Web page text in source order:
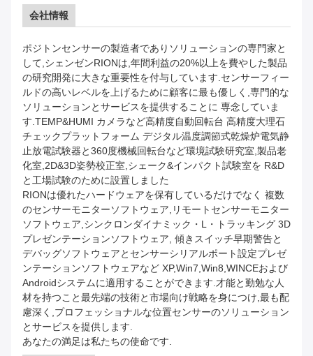
会社情報
ポジトンセンサーの製造者でありソリューションの専門家と
して,シェンゼンRIONは,年間利益の20%以上を費やした製品
の研究開発に大きな重要性を付与しています.センサーフィー
ルドの高いレベルを上げるために顧客に最も優しく,専門的な
ソリューションとサービスを提供することに 専念していま
す.TEMP&HUMI カメラなど高精度自動回転台 高精度大理石
チェックプラットフォーム デジタル温度調節式乾燥炉電気静
止放電試験器と360度機械回転台など環境試験研究室,製品老
化室,2D&3D姿勢校正室,シェーク&インパクト試験室を R&D
と工場試験のために設置しました
RIONは優れたハードウェアを保有しているだけでなく 複数
のセンサーモニターソフトウェア,リモートセンサーモニター
ソフトウェア,シンクロンダイナミック・L・トラッキング 3D
プレゼンテーションソフトウェア, 傾きスイッチ早期警告と
デバッグソフトウェアとセンサーシリアルポート設定プレゼ
ンテーションソフトウェアなど XP,Win7,Win8,WINCEおよび
Androidシステムに適用することができます.才能と勤勉な人
材を持つこと最先端の技術と市場向け戦略を身につけ,最も配
慮深く,プロフェッショナルな位置センサーのソリューション
とサービスを提供します.
あなたの満足は私たちの使命です.